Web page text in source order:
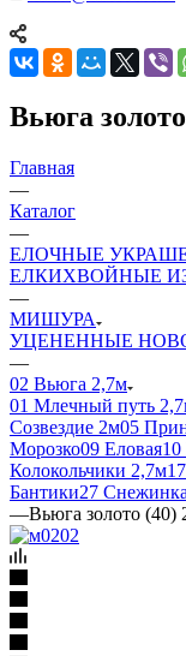
Вьюга
Главная
—
Каталог
—
ЕЛОЧНЫЕ
ЕЛКИХВОЙНЫЕ
—
МИШУРА
УЦЕНЕННЫЕ
—
02 Вьюга 2,7м
01 Млечный путь
Созвездие 2м05
Морозко09 Еловая10
Колокольчики 2,7м
Бантики27 Снежинка
—Вьюга золото (40)